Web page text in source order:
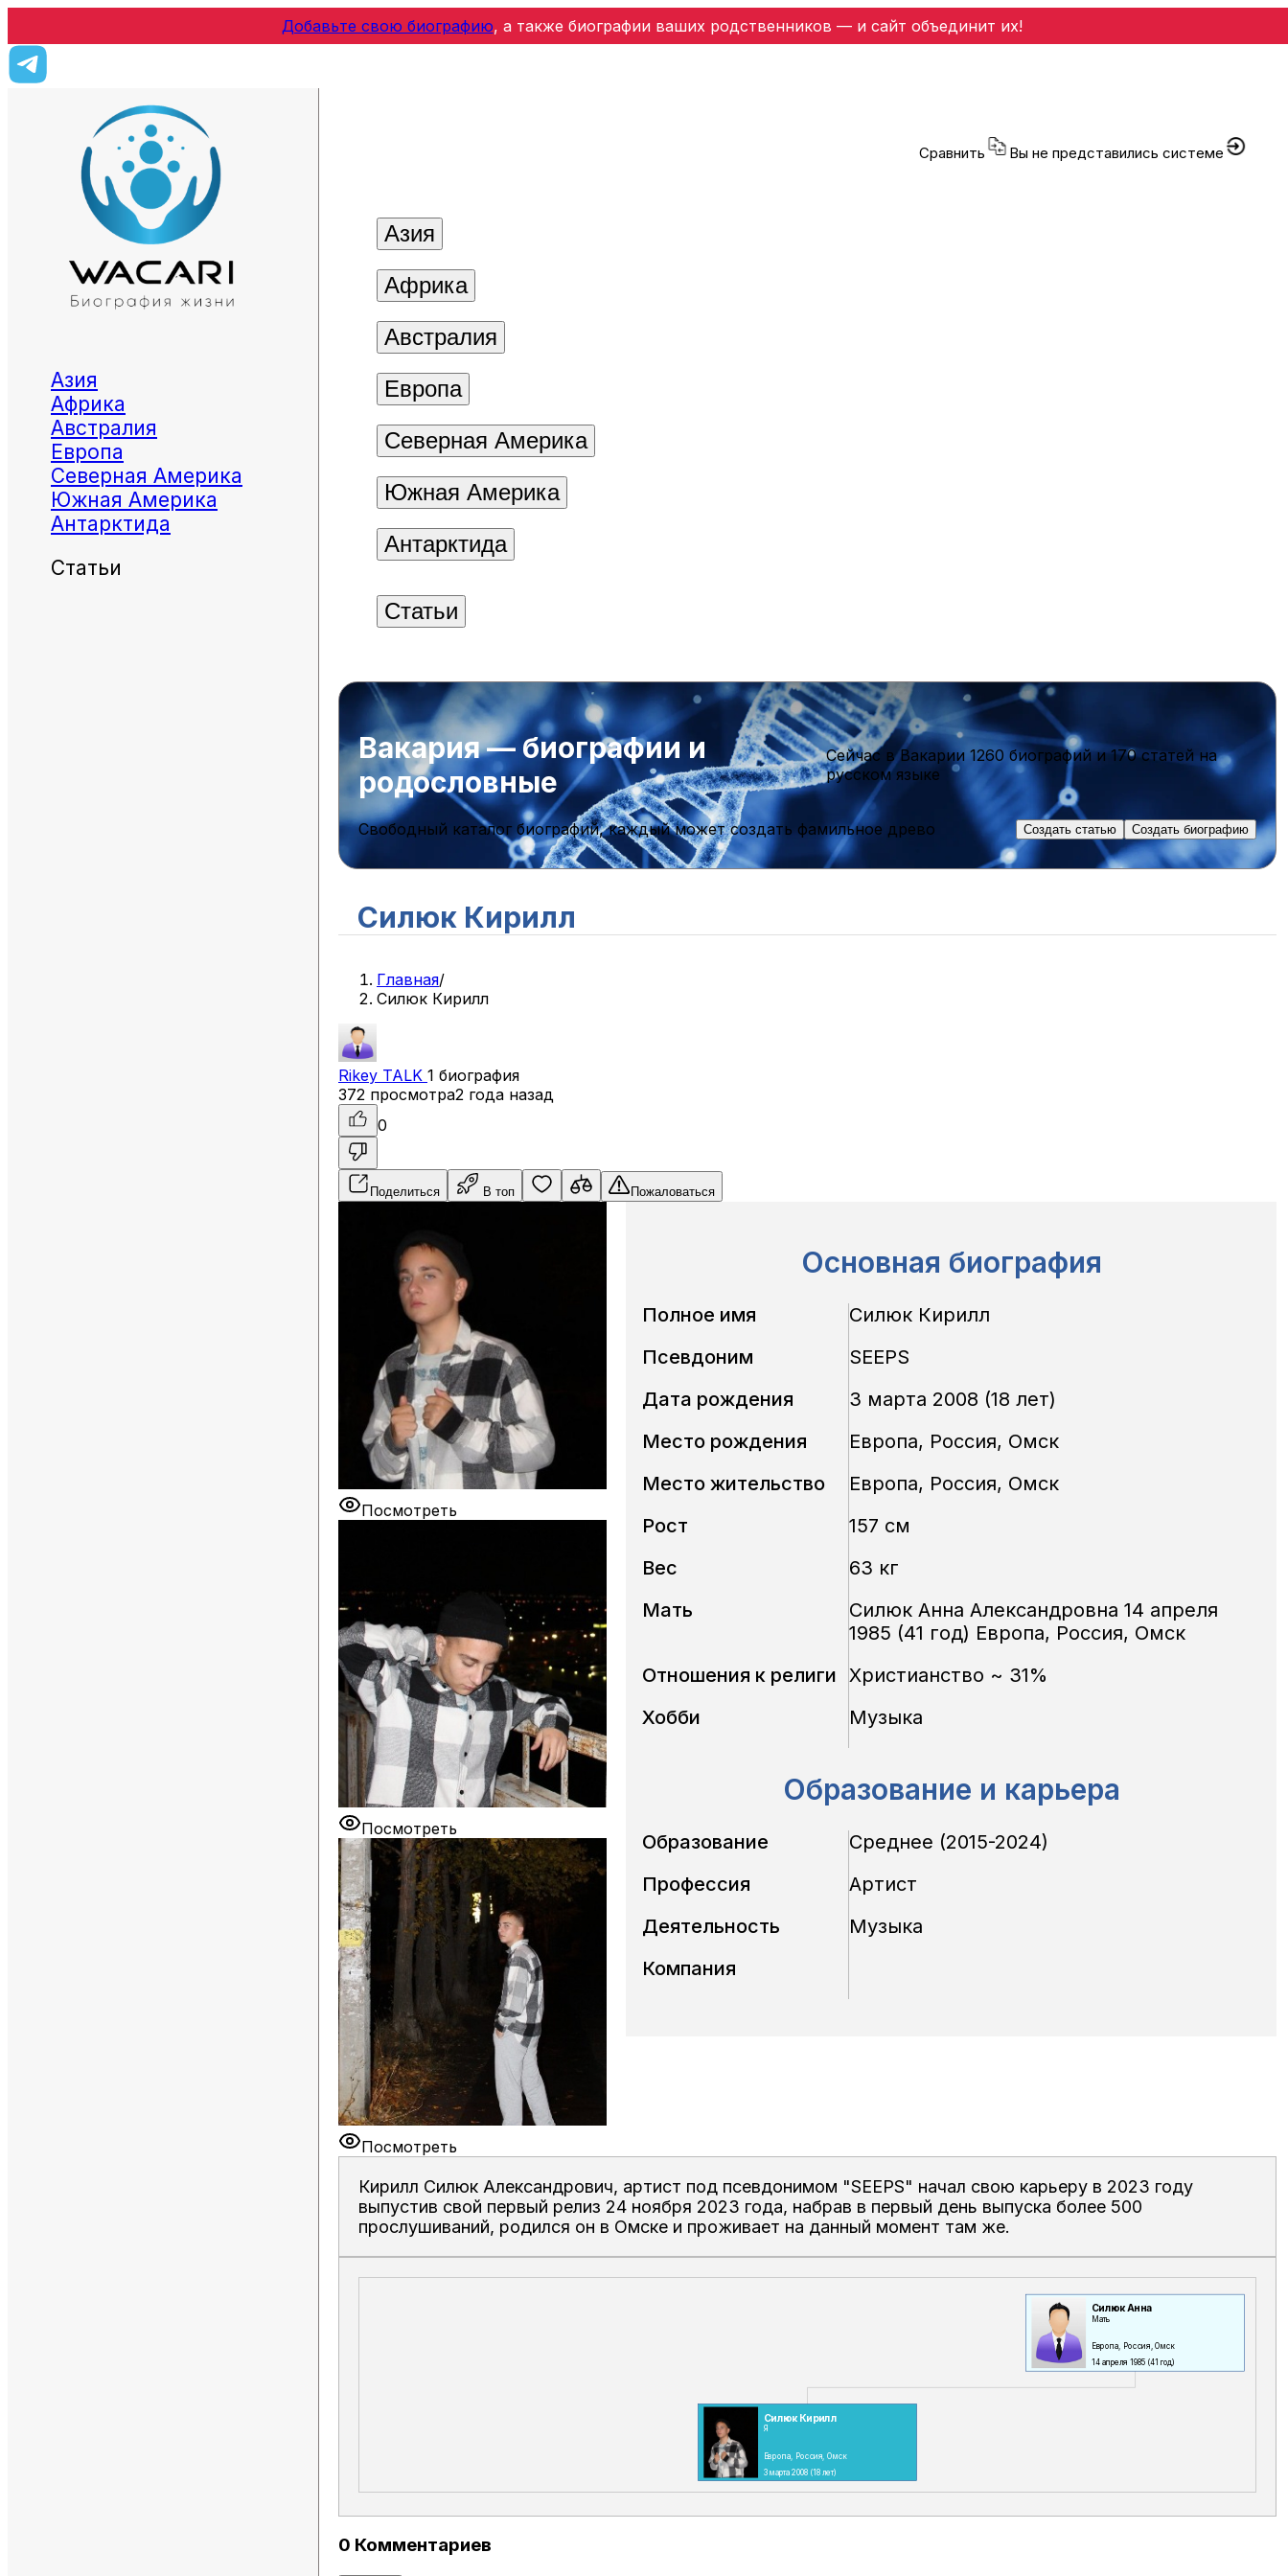
Добавьте свою биографию, а также биографии ваших родственников — и сайт объединит их!
Азия
Африка
Австралия
Европа
Северная Америка
Южная Америка
Антарктида
Статьи
Сравнить Вы не представились системе
Азия
Африка
Австралия
Европа
Северная Америка
Южная Америка
Антарктида
Статьи
Вакария — биографии и
родословные
Cейчас в Вакарии 1260 биографийи170 статейна
русском языке
Свободный каталог биографий, каждый может создать фамильное древо Создать статью Создать биографию
Силюк Кирилл
Главная/
Силюк Кирилл
Rikey TALK 1 биография
372 просмотра2 года назад
0
Поделиться В топ Пожаловаться
Посмотреть
Посмотреть
Посмотреть
Основная биография
Полное имя
Силюк Кирилл
Псевдоним
SEEPS
Дата рождения
3 марта 2008 (18 лет)
Место рождения
Европа, Россия, Омск
Место жительство
Европа, Россия, Омск
Рост
157 см
Вес
63 кг
Мать
Силюк Анна Александровна 14 апреля
1985 (41 год) Европа, Россия, Омск
Отношения к религи Христианство ~ 31%
Хобби
Музыка
Образование и карьера
Образование Среднее (2015-2024)
Профессия
Артист
Деятельность
Музыка
Компания
Кирилл Силюк Александрович, артист под псевдонимом "SEEPS" начал свою карьеру в 2023 году
выпустив свой первый релиз 24 ноября 2023 года, набрав в первый день выпуска более 500
прослушиваний, родился он в Омске и проживает на данный момент там же.
Силюк Анна
Мать
Европа, Россия, Омск
14 апреля 1985 (41 год)
Силюк Кирилл
Я
Европа, Россия, Омск
3 марта 2008 (18 лет)
0 Комментариев